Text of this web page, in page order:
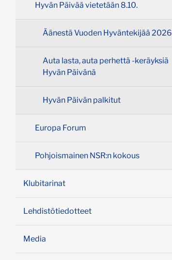
Hyvän Päivää vietetään 8.10.
Äänestä Vuoden Hyväntekijää 2026
Auta lasta, auta perhettä -keräyksiä
Hyvän Päivänä
Hyvän Päivän palkitut
Europa Forum
Pohjoismainen NSR:n kokous
Klubitarinat
Lehdistötiedotteet
Media